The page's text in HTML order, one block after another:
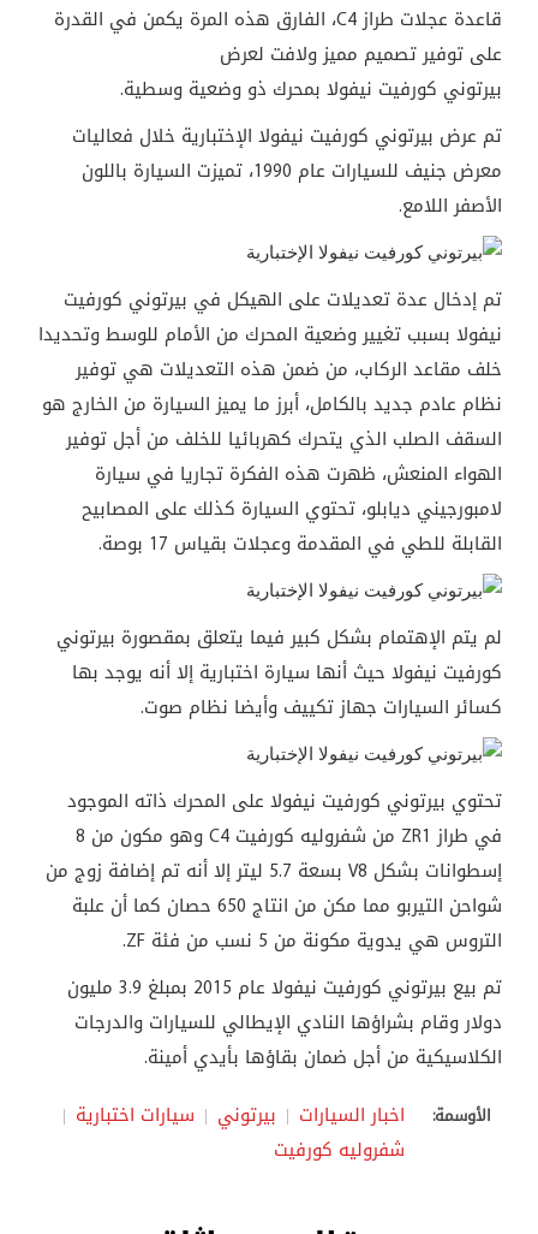
قاعدة عجلات طراز C4، الفارق هذه المرة يكمن في القدرة
على توفير تصميم مميز ولافت لعرض
بيرتوني كورفيت نيفولا بمحرك ذو وضعية وسطية.
تم عرض بيرتوني كورفيت نيفولا الإختبارية خلال فعاليات
معرض جنيف للسيارات عام 1990، تميزت السيارة باللون
الأصفر اللامع.
تم إدخال عدة تعديلات على الهيكل في بيرتوني كورفيت
نيفولا بسبب تغيير وضعية المحرك من الأمام للوسط وتحديدا
خلف مقاعد الركاب، من ضمن هذه التعديلات هي توفير
نظام عادم جديد بالكامل، أبرز ما يميز السيارة من الخارج هو
السقف الصلب الذي يتحرك كهربائيا للخلف من أجل توفير
الهواء المنعش، ظهرت هذه الفكرة تجاريا في سيارة
لامبورجيني ديابلو، تحتوي السيارة كذلك على المصابيح
القابلة للطي في المقدمة وعجلات بقياس 17 بوصة.
لم يتم الإهتمام بشكل كبير فيما يتعلق بمقصورة بيرتوني
كورفيت نيفولا حيث أنها سيارة اختبارية إلا أنه يوجد بها
كسائر السيارات جهاز تكييف وأيضا نظام صوت.
تحتوي بيرتوني كورفيت نيفولا على المحرك ذاته الموجود
في طراز ZR1 من شفروليه كورفيت C4 وهو مكون من 8
إسطوانات بشكل V8 بسعة 5.7 ليتر إلا أنه تم إضافة زوج من
شواحن التيربو مما مكن من انتاج 650 حصان كما أن علبة
التروس هي يدوية مكونة من 5 نسب من فئة ZF.
تم بيع بيرتوني كورفيت نيفولا عام 2015 بمبلغ 3.9 مليون
دولار وقام بشراؤها النادي الإيطالي للسيارات والدرجات
الكلاسيكية من أجل ضمان بقاؤها بأيدي أمينة.
الأوسمة: اخبار السيارات بيرتوني
سيارات اختبارية
شفروليه كورفيت